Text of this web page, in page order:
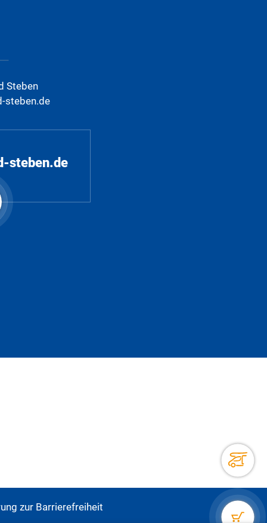
Steben
steben.de
steben.de
zur Barrierefreiheit